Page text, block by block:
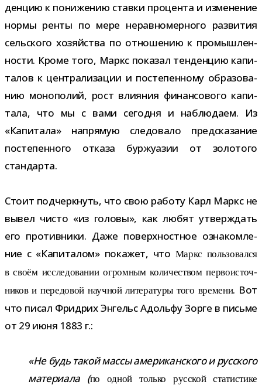
ден­цию к пони­же­нию ставки про­цента и изме­не­ние
нормы ренты по мере нерав­но­мер­ного раз­ви­тия
сель­ского хозяй­ства по отно­ше­нию к про­мыш­лен­
но­сти. Кроме того, Маркс пока­зал тен­ден­цию капи­
та­лов к цен­тра­ли­за­ции и посте­пен­ному обра­зо­ва­
нию моно­по­лий, рост вли­я­ния финан­со­вого капи­
тала, что мы с вами сего­дня и наблю­даем. Из
«Капитала» напря­мую сле­до­вало пред­ска­за­ние
посте­пен­ного отказа бур­жу­а­зии от золо­того
стандарта.
Стоит под­черк­нуть, что свою работу Карл Маркс не
вывел чисто «из головы», как любят утвер­ждать
его про­тив­ники. Даже поверх­ност­ное озна­ком­ле­
ние с «Капиталом» пока­жет, что Маркс поль­зо­вался
в своём иссле­до­ва­нии огром­ным коли­че­ством пер­во­ис­точ­
ни­ков и пере­до­вой науч­ной лите­ра­туры того вре­мени. Вот
что писал Фридрих Энгельс Адольфу Зорге в письме
от 29 июня 1883 г.:
«Не будь такой массы аме­ри­кан­ского и рус­ского
мате­ри­ала (по одной только рус­ской ста­ти­стике